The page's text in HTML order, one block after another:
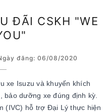
ĐÃI CSKH "WE
đăng: 06/08/2020
xe Isuzu và khuyến khích
bảo dưỡng xe đúng định kỳ.
(IVC) hỗ trợ Đại Lý thực hiện